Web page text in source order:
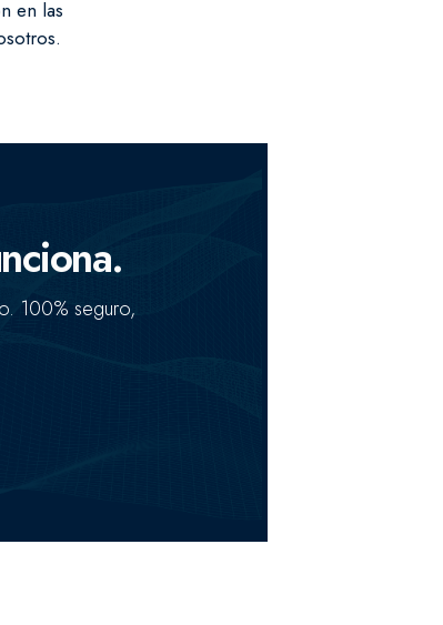
de alta autoridad en un sólo enlace
en las
100% seguro,